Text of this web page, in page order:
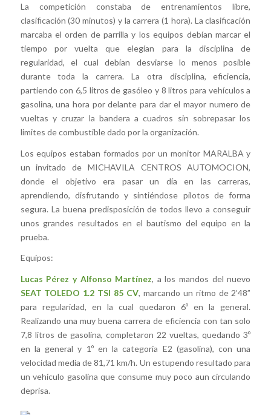
La competición constaba de entrenamientos libre,
clasificación (30 minutos) y la carrera (1 hora). La clasificación
marcaba el orden de parrilla y los equipos debían marcar el
tiempo por vuelta que elegían para la disciplina de
regularidad, el cual debían desviarse lo menos posible
durante toda la carrera. La otra disciplina, eficiencia,
partiendo con 6,5 litros de gasóleo y 8 litros para vehículos a
gasolina, una hora por delante para dar el mayor numero de
vueltas y cruzar la bandera a cuadros sin sobrepasar los
limites de combustible dado por la organización.
Los equipos estaban formados por un monitor MARALBA y
un invitado de MICHAVILA CENTROS AUTOMOCION,
donde el objetivo era pasar un día en las carreras,
aprendiendo, disfrutando y sintiéndose pilotos de forma
segura. La buena predisposición de todos llevo a conseguir
unos grandes resultados en el bautismo del equipo en la
prueba.
Equipos:
Lucas Pérez y Alfonso Martínez, a los mandos del nuevo
SEAT TOLEDO 1.2 TSI 85 CV, marcando un ritmo de 2’48”
para regularidad, en la cual quedaron 6º en la general.
Realizando una muy buena carrera de eficiencia con tan solo
7,8 litros de gasolina, completaron 22 vueltas, quedando 3º
en la general y 1º en la categoría E2 (gasolina), con una
velocidad media de 81,71 km/h. Un estupendo resultado para
un vehículo gasolina que consume muy poco aun circulando
deprisa.